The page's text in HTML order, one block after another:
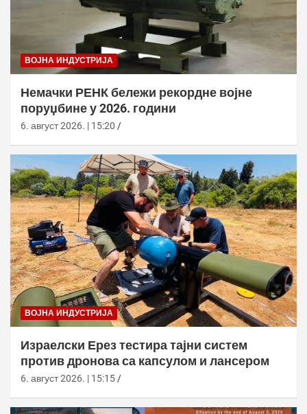
ВОЈНА ИНДУСТРИЈА
Немачки РЕНК бележи рекордне војне
поруџбине у 2026. години
6. август 2026. | 15:20
ВОЈНА ИНДУСТРИЈА
Израелски Ерез тестира тајни систем
против дронова са капсулом и лансером
6. август 2026. | 15:15